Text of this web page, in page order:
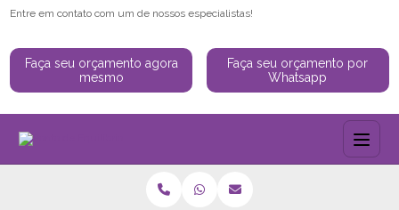
Entre em contato com um de nossos especialistas!
Faça seu orçamento agora
mesmo
Faça seu orçamento por
Whatsapp